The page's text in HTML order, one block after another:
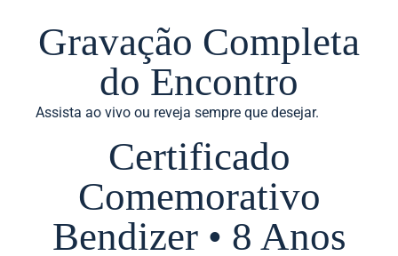
Gravação Completa
do Encontro
Assista ao vivo ou reveja sempre que desejar.
Certificado
Comemorativo
Bendizer • 8 Anos